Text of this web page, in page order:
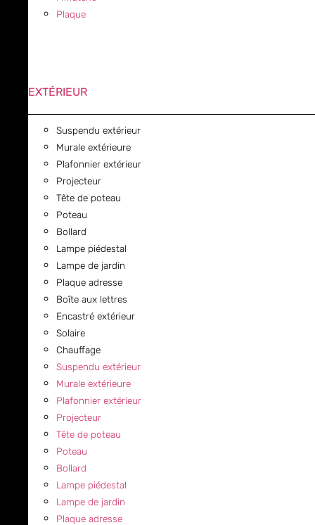
Plaque
EXTÉRIEUR
Suspendu extérieur
Murale extérieure
Plafonnier extérieur
Projecteur
Tête de poteau
Poteau
Bollard
Lampe piédestal
Lampe de jardin
Plaque adresse
Boîte aux lettres
Encastré extérieur
Solaire
Chauffage
Suspendu extérieur
Murale extérieure
Plafonnier extérieur
Projecteur
Tête de poteau
Poteau
Bollard
Lampe piédestal
Lampe de jardin
Plaque adresse